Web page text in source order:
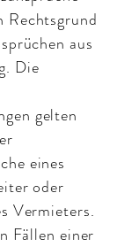
Rechtsgrund
aus
Die
gelten
eines
oder
Vermieters.
Fällen einer